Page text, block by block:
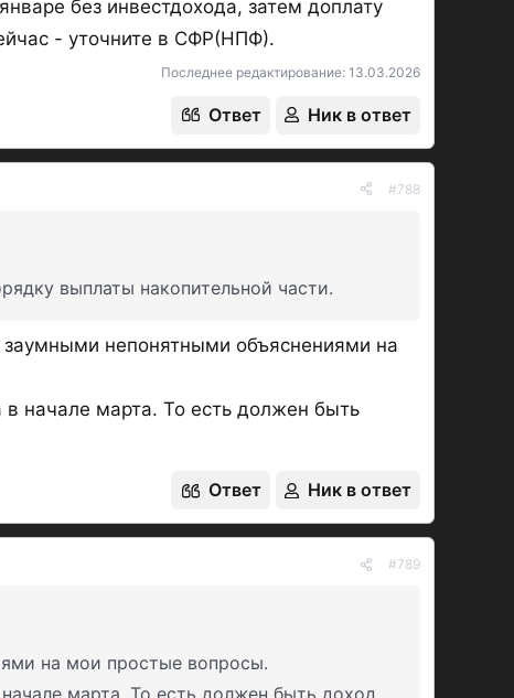
без инвестдохода, затем доплату
- уточните в СФР(НПФ).
Последнее редактирование: 13.03.2026
Ответ Ник в ответ
#788
выплаты накопительной части.
заумными непонятными объяснениями на
начале марта. То есть должен быть
Ответ Ник в ответ
#789
на мои простые вопросы.
марта. То есть должен быть доход